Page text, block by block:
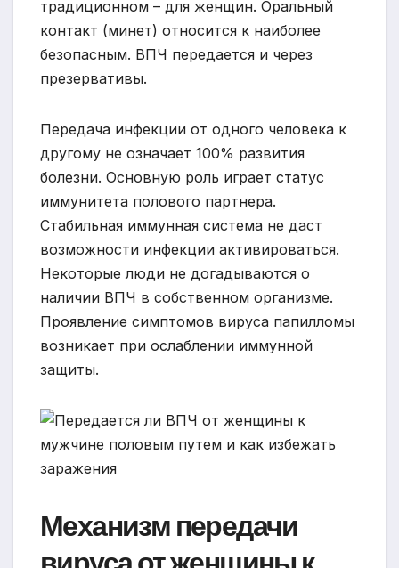
традиционном – для женщин. Оральный
контакт (минет) относится к наиболее
безопасным. ВПЧ передается и через
презервативы.
Передача инфекции от одного человека к
другому не означает 100% развития
болезни. Основную роль играет статус
иммунитета полового партнера.
Стабильная иммунная система не даст
возможности инфекции активироваться.
Некоторые люди не догадываются о
наличии ВПЧ в собственном организме.
Проявление симптомов вируса папилломы
возникает при ослаблении иммунной
защиты.
Механизм передачи